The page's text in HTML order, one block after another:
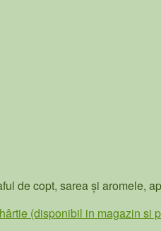
de copt, sarea și aromele,
(disponibil in magazin si